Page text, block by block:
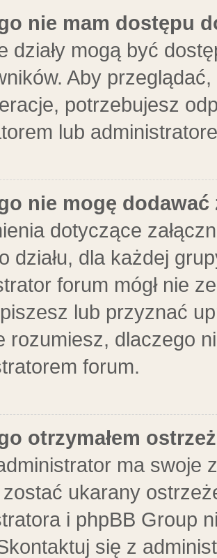
nie mam dostępu
działy mogą być
Aby
potrzebujesz
lub
nie mogę dodawać
dotyczące
działu, dla każdej
forum mógł nie
lub przyznać
rozumiesz, dlaczego
forum.
otrzymałem
ma swoje
zostać ukarany
i phpBB Group
się z